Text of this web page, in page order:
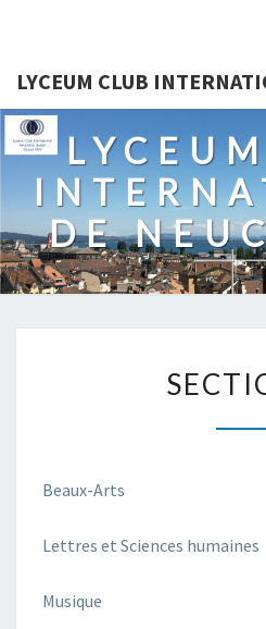
LYCEUM CLUB
DE
Beaux-Arts
Lettres et Sciences humaines
Musique